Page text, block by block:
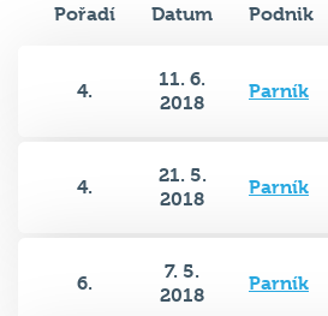
Pořadí Datum Podnik
4.
11. 6.
2018
Parník
4.
21. 5.
2018
Parník
6.
7. 5.
2018
Parník